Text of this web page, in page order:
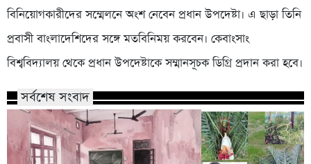
বিনিয়োগকারীদের সম্মেলনে অংশ নেবেন প্রধান উপদেষ্টা। এ ছাড়া তিনি
প্রবাসী বাংলাদেশিদের সঙ্গে মতবিনিময় করবেন। কেবাংসাং
বিশ্ববিদ্যালয় থেকে প্রধান উপদেষ্টাকে সম্মানসূচক ডিগ্রি প্রদান করা হবে।
সর্বশেষ সংবাদ